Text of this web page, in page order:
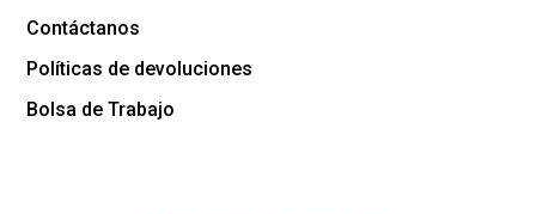
Contáctanos
Políticas de devoluciones
Bolsa de Trabajo